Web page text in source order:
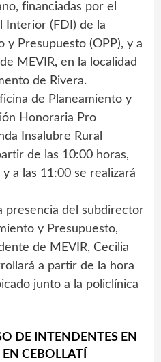
financiadas por el
Interior (FDI) de la
y Presupuesto (OPP), y a
MEVIR, en la localidad
de Rivera.
de Planeamiento y
Honoraria Pro
Insalubre Rural
de las 10:00 horas,
a las 11:00 se realizará
presencia del subdirector
y Presupuesto,
de MEVIR, Cecilia
a partir de la hora
junto a la policlínica
DE INTENDENTES EN
CEBOLLATÍ